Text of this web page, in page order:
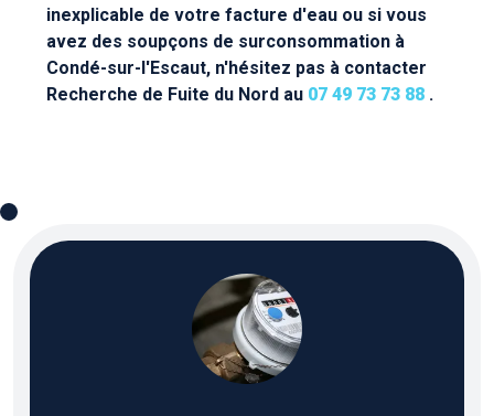
inexplicable de votre facture d'eau ou si vous
avez des soupçons de surconsommation à
Condé-sur-l'Escaut, n'hésitez pas à contacter
Recherche de Fuite du Nord au 07 49 73 73 88 .